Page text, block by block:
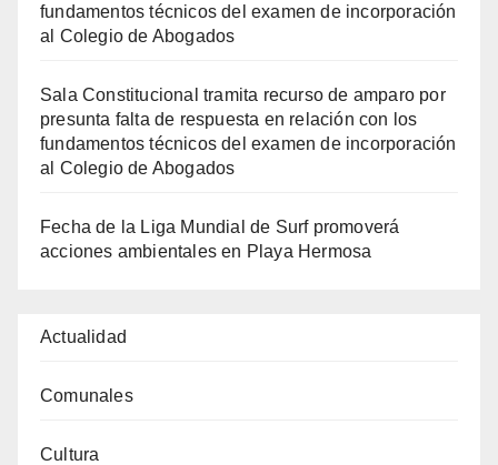
fundamentos técnicos del examen de incorporación
al Colegio de Abogados
Sala Constitucional tramita recurso de amparo por
presunta falta de respuesta en relación con los
fundamentos técnicos del examen de incorporación
al Colegio de Abogados
Fecha de la Liga Mundial de Surf promoverá
acciones ambientales en Playa Hermosa
Actualidad
Comunales
Cultura